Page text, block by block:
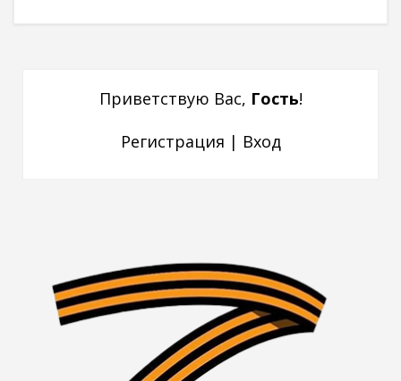
Приветствую Вас, Гость!
Регистрация | Вход